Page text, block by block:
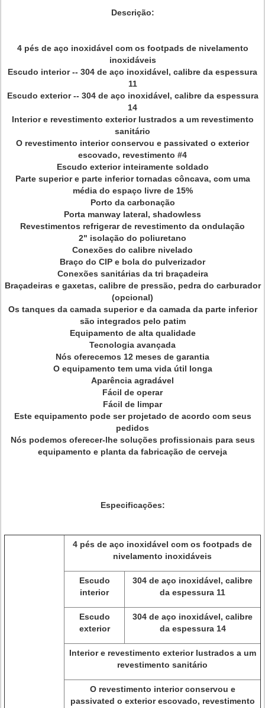
Descrição:
4 pés de aço inoxidável com os footpads de nivelamento
inoxidáveis
Escudo interior -- 304 de aço inoxidável, calibre da espessura
11
Escudo exterior -- 304 de aço inoxidável, calibre da espessura
14
Interior e revestimento exterior lustrados a um revestimento
sanitário
O revestimento interior conservou e passivated o exterior
escovado, revestimento #4
Escudo exterior inteiramente soldado
Parte superior e parte inferior tornadas côncava, com uma
média do espaço livre de 15%
Porto da carbonação
Porta manway lateral, shadowless
Revestimentos refrigerar de revestimento da ondulação
2" isolação do poliuretano
Conexões do calibre nivelado
Braço do CIP e bola do pulverizador
Conexões sanitárias da tri braçadeira
Braçadeiras e gaxetas, calibre de pressão, pedra do carburador
(opcional)
Os tanques da camada superior e da camada da parte inferior
são integrados pelo patim
Equipamento de alta qualidade
Tecnologia avançada
Nós oferecemos 12 meses de garantia
O equipamento tem uma vida útil longa
Aparência agradável
Fácil de operar
Fácil de limpar
Este equipamento pode ser projetado de acordo com seus
pedidos
Nós podemos oferecer-lhe soluções profissionais para seus
equipamento e planta da fabricação de cerveja
Especificações:
4 pés de aço inoxidável com os footpads de
nivelamento inoxidáveis
Escudo
interior
304 de aço inoxidável, calibre
da espessura 11
Escudo
exterior
304 de aço inoxidável, calibre
da espessura 14
Interior e revestimento exterior lustrados a um
revestimento sanitário
O revestimento interior conservou e
passivated o exterior escovado, revestimento